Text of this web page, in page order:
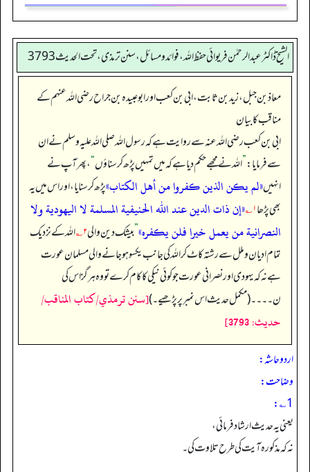
الشیخ ڈاکٹر عبد الرحمٰن فریوائی حفظ اللہ، فوائد و مسائل، سنن ترمذی، تحت الحديث 3793
معاذ بن جبل، زید بن ثابت، ابی بن کعب اور ابوعبیدہ بن جراح رضی الله عنہم کے
مناقب کا بیان
ابی بن کعب رضی الله عنہ سے روایت ہے کہ رسول اللہ صلی اللہ علیہ وسلم نے ان
سے فرمایا:”اللہ نے مجھے حکم دیا ہے کہ میں تمہیں پڑھ کر سناؤں“، پھر آپ نے
انہیں«لم يكن الذين كفروا من أهل الكتاب»پڑھ کر سنایا، اور اس میں یہ
بھی پڑھا۱؎ «إن ذات الدين عند الله الحنيفية المسلمة لا اليهودية ولا
النصرانية من يعمل خيرا فلن يكفره»”بیشک دین والی۲؎ اللہ کے نزدیک
تمام ادیان و ملل سے رشتہ کاٹ کر اللہ کی جانب یکسو ہو جانے والی مسلمان عورت
ہے نہ کہ یہودی اور نصرانی عورت جو کوئی نیکی کا کام کرے تو وہ ہرگز اس کی
ن۔۔۔۔ (مکمل حدیث اس نمبر پر پڑھیے۔)[سنن ترمذي/كتاب المناقب/
حدیث: 3793]
اردو حاشہ:
وضاحت:
1؎:
یعنی یہ حدیث ارشاد فرمائی،
نہ کہ مذکورہ آیت کی طرح تلاوت کی۔